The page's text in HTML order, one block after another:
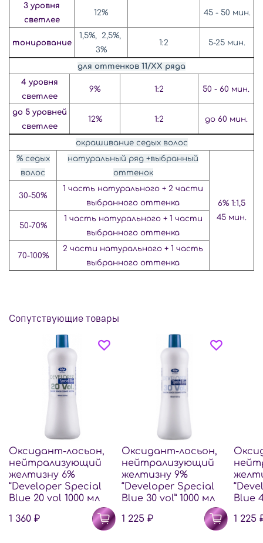
3 уровня
светлее
12% 45 - 50 мин.
тонирование
1,5%, 2,5%,
3%
1:2 5-25 мин.
для оттенков 11/ХХ ряда
4 уровня
светлее
9% 1:2 50 - 60 мин.
до 5 уровней
светлее
12% 1:2 до 60 мин.
окрашивание седых волос
% седых
волос
натуральный ряд +выбранный
оттенок
6% 1:1,5
45 мин.
30-50%
1 часть натурального + 2 части
выбранного оттенка
50-70%
1 часть натурального + 1 части
выбранного оттенка
70-100%
2 части натурального + 1 часть
выбранного оттенка
Сопутствующие товары
Оксидант-лосьон,
нейтрализующий
желтизну 6%
“Developer Special
Blue 20 vol 1000 мл
1 360 ₽
Оксидант-лосьон,
нейтрализующий
желтизну 9%
“Developer Special
Blue 30 vol” 1000 мл
1 225 ₽
Blue
1 225